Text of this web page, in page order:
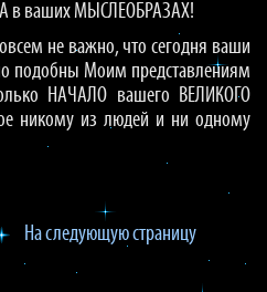
в ваших МЫСЛЕОБРАЗАХ!
не важно, что сегодня ваши
подобны Моим представлениям
НАЧАЛО вашего ВЕЛИКОГО
никому из людей и ни одному
На следующую страницу